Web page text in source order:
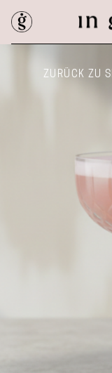
ZURÜCK ZU